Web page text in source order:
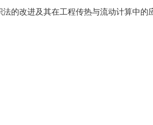
法的改进及其在工程传热与流动计算中的